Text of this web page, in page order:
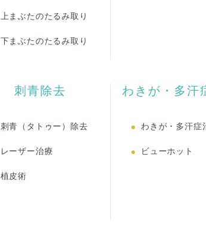
上まぶたのたるみ取り
下まぶたのたるみ取り
刺青除去
刺青（タトゥー）除去
レーザー治療
植皮術
わきが・多汗
わきが・多汗症
ビューホット